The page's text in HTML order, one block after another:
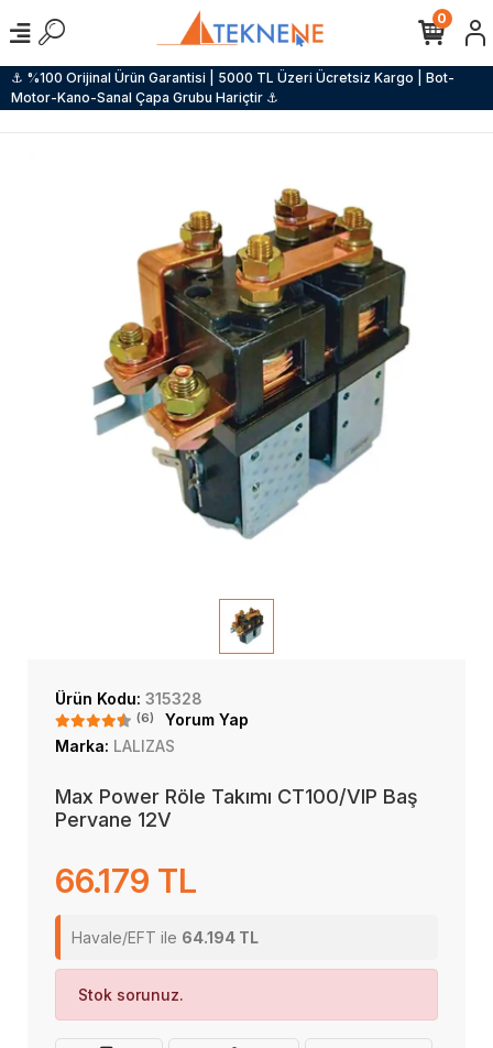
⚓ %100 Orijinal Ürün Garantisi | 5000 TL Üzeri Ücretsiz Kargo | Bot-
Motor-Kano-Sanal Çapa Grubu Hariçtir ⚓
0
Ürün Kodu: 315328
(6)
Yorum Yap
Marka: LALIZAS
Max Power Röle Takımı CT100/VIP Baş
Pervane 12V
66.179 TL
Havale/EFT ile 64.194 TL
Stok sorunuz.